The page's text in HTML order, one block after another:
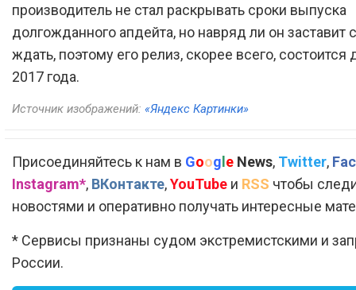
производитель не стал раскрывать сроки выпуска
долгожданного апдейта, но навряд ли он заставит
ждать, поэтому его релиз, скорее всего, состоится
2017 года.
Источник изображений: «Яндекс Картинки»
Присоединяйтесь к нам в Google News, Twitter,
Instagram*, ВКонтакте,YouTube и RSS чтобы
новостями и оперативно получать интересные
* Сервисы признаны судом экстремистскими и
России.